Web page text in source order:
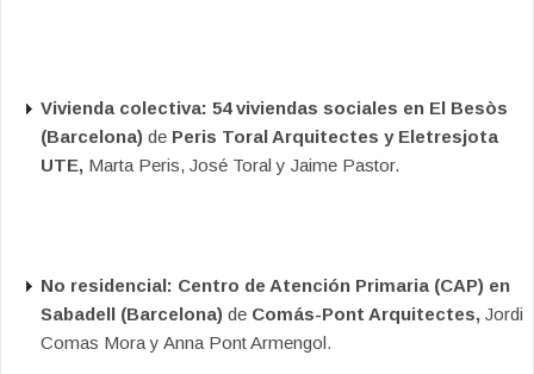
Vivienda colectiva: 54 viviendas sociales en El Besòs
(Barcelona) de Peris Toral Arquitectes y Eletresjota
UTE, Marta Peris, José Toral y Jaime Pastor.
No residencial: Centro de Atención Primaria (CAP) en
Sabadell (Barcelona) de Comás-Pont Arquitectes, Jordi
Comas Mora y Anna Pont Armengol.